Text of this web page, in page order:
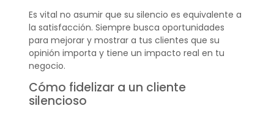
Es vital no asumir que su silencio es equivalente a
la satisfacción. Siempre busca oportunidades
para mejorar y mostrar a tus clientes que su
opinión importa y tiene un impacto real en tu
negocio.
Cómo fidelizar a un cliente
silencioso